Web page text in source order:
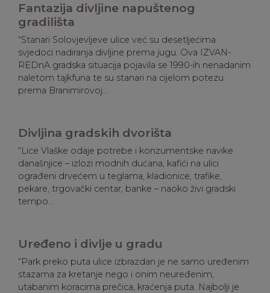
Fantazija divljine napuštenog
gradilišta
“Stanari Solovjevljeve ulice već su desetljećima
svjedoci nadiranja divljine prema jugu. Ova IZVAN-
REDnA gradska situacija pojavila se 1990-ih nenadanim
naletom tajkfuna te su stanari na cijelom potezu
prema Branimirovoj...
Divljina gradskih dvorišta
“Lice Vlaške odaje potrebe i konzumentske navike
današnjice – izlozi modnih dućana, kafići na ulici
ograđeni drvećem u teglama, kladionice, trafike,
pekare, trgovački centar, banke – naoko živi gradski
tempo...
Uređeno i divlje u gradu
“Park preko puta ulice izbrazdan je ne samo uređenim
stazama za kretanje nego i onim neuređenim,
utabanim koracima prečica, kraćenja puta. Najbolji je